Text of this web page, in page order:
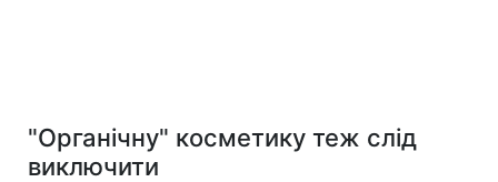
"Органічну" косметику теж слід
виключити